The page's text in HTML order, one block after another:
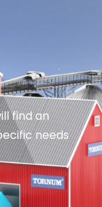
find an
needs